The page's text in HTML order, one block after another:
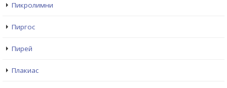
Пикролимни
Пиргос
Пирей
Плакиас